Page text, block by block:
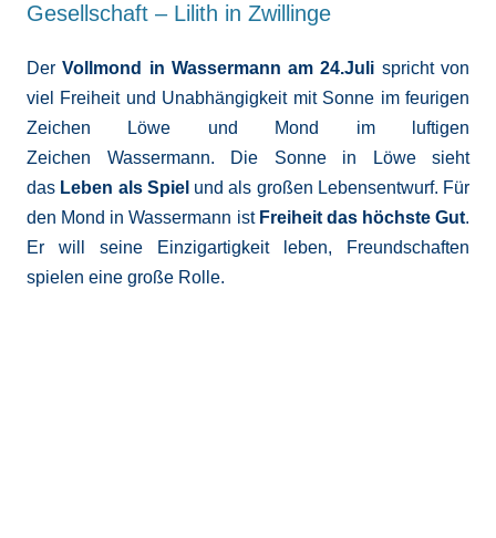
Gesellschaft – Lilith in Zwillinge
DerVollmond in Wassermann am 24.Juli spricht von
viel Freiheit und Unabhängigkeit mit Sonne im feurigen
Zeichen Löwe und Mond im luftigen
Zeichen Wassermann. Die Sonne in Löwe sieht
das Leben als Spiel und als großen Lebensentwurf. Für
den Mond in Wassermann ist Freiheit das höchste Gut.
Er will seine Einzigartigkeit leben, Freundschaften
spielen eine große Rolle.